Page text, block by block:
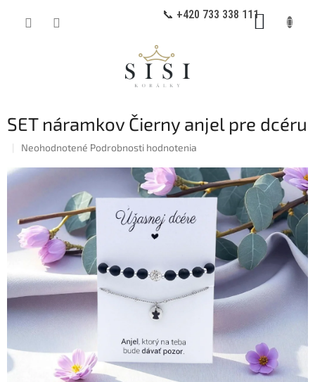
📞 +420 733 338 111
SET náramkov Čierny anjel pre dcéru
Priemerné
produktu
5
hviezdičiek.
Neohodnotené Podrobnosti hodnotenia